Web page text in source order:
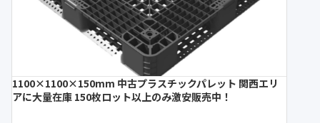
1100×1100×150mm 中古プラスチックパレット 関西エリ
アに大量在庫 150枚ロット以上のみ激安販売中！